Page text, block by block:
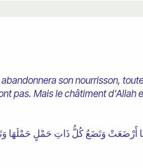
son nourrisson,
pas. Mais le châtiment d'Allah